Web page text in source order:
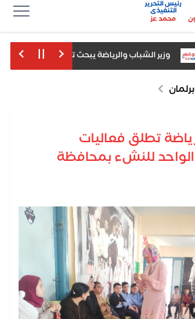
رئيس التحرير
التنفيذى
محمد عز
وزير الشباب والرياضة يبحث تعظيم استثمار
تطلق فعاليات
للنشء بمحافظة